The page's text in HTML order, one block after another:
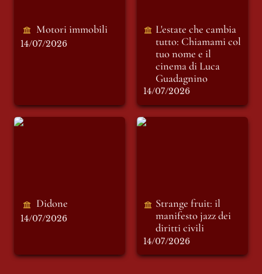
Motori immobili
14/07/2026
L'estate che cambia
tutto: Chiamami col
tuo nome e il
cinema di Luca
Guadagnino
14/07/2026
Didone
Didone
14/07/2026
Strange fruit: il
Strange fruit: il
manifesto jazz dei
diritti civili
14/07/2026